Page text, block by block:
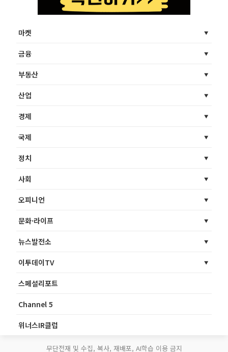
마켓
금융
부동산
산업
경제
국제
정치
사회
오피니언
문화·라이프
뉴스발전소
이투데이TV
스페셜리포트
Channel 5
위너스IR클럽
무단전재 및 수집, 복사, 재배포, AI학습 이용 금지